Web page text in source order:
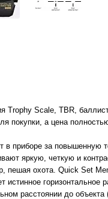
Trophy Scale, TBR,
покупки, а цена
в приборе за
яркую, четкую и
пешая охота. Quick Set
истинное
расстоянии до объекта